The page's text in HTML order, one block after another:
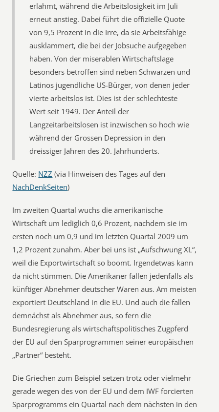
erlahmt, während die Arbeitslosigkeit im Juli
erneut anstieg. Dabei führt die offizielle Quote
von 9,5 Prozent in die Irre, da sie Arbeitsfähige
ausklammert, die bei der Jobsuche aufgegeben
haben. Von der miserablen Wirtschaftslage
besonders betroffen sind neben Schwarzen und
Latinos jugendliche US-Bürger, von denen jeder
vierte arbeitslos ist. Dies ist der schlechteste
Wert seit 1949. Der Anteil der
Langzeitarbeitslosen ist inzwischen so hoch wie
während der Grossen Depression in den
dreissiger Jahren des 20. Jahrhunderts.
Quelle: NZZ (via Hinweisen des Tages auf den
NachDenkSeiten)
Im zweiten Quartal wuchs die amerikanische
Wirtschaft um lediglich 0,6 Prozent, nachdem sie im
ersten noch um 0,9 und im letzten Quartal 2009 um
1,2 Prozent zunahm. Aber bei uns ist „Aufschwung XL“,
weil die Exportwirtschaft so boomt. Irgendetwas kann
da nicht stimmen. Die Amerikaner fallen jedenfalls als
künftiger Abnehmer deutscher Waren aus. Am meisten
exportiert Deutschland in die EU. Und auch die fallen
demnächst als Abnehmer aus, so fern die
Bundesregierung als wirtschaftspolitisches Zugpferd
der EU auf den Sparprogrammen seiner europäischen
„Partner“ besteht.
Die Griechen zum Beispiel setzen trotz oder vielmehr
gerade wegen des von der EU und dem IWF forcierten
Sparprogramms ein Quartal nach dem nächsten in den